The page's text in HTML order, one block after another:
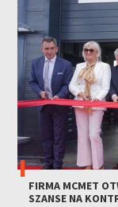
FIRMA MCMET
SZANSE NA